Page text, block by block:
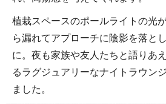
植栽スペースのポールライトの光
ら漏れてアプローチに陰影を落と
に。夜も家族や友人たちと語りあ
るラグジュアリーなナイトラウン
ました。